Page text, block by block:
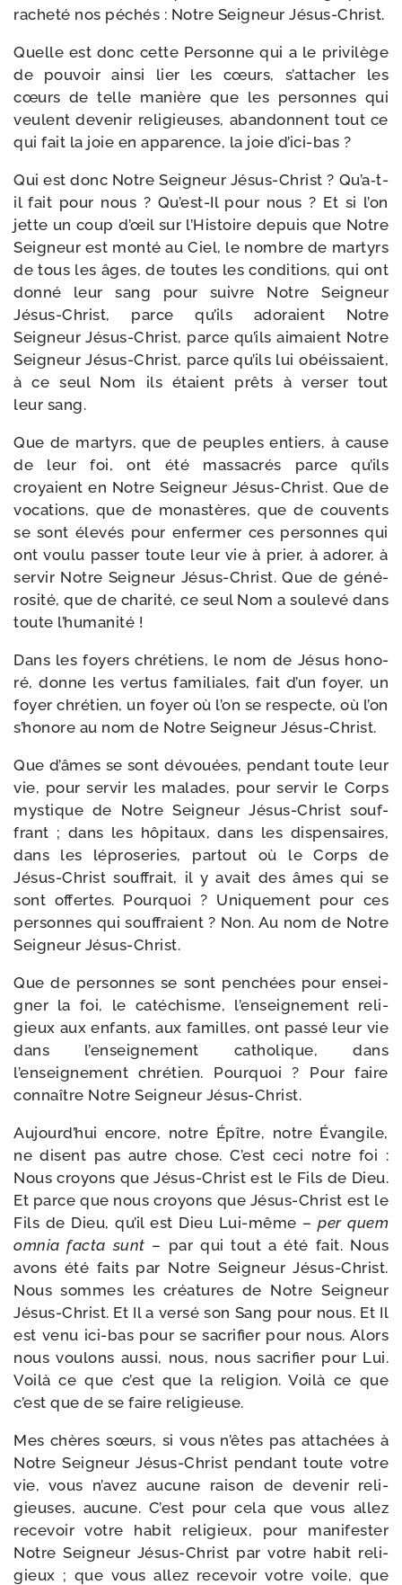
rache­té nos péchés : Notre Seigneur Jésus-Christ.
Quelle est donc cette Personne qui a le pri­vi­lège
de pou­voir ain­si lier les cœurs, s’attacher les
cœurs de telle manière que les per­sonnes qui
veulent deve­nir reli­gieuses, aban­donnent tout ce
qui fait la joie en appa­rence, la joie d’ici-bas ?
Qui est donc Notre Seigneur Jésus-​Christ ? Qu’a‑t-
il fait pour nous ? Qu’est-Il pour nous ? Et si l’on
jette un coup d’œil sur l’Histoire depuis que Notre
Seigneur est mon­té au Ciel, le nombre de mar­tyrs
de tous les âges, de toutes les condi­tions, qui ont
don­né leur sang pour suivre Notre Seigneur
Jésus-​Christ, parce qu’ils ado­raient Notre
Seigneur Jésus-​Christ, parce qu’ils aimaient Notre
Seigneur Jésus-​Christ, parce qu’ils lui obéis­saient,
à ce seul Nom ils étaient prêts à ver­ser tout
leur sang.
Que de mar­tyrs, que de peuples entiers, à cause
de leur foi, ont été mas­sa­crés parce qu’ils
croyaient en Notre Seigneur Jésus-​Christ. Que de
voca­tions, que de monas­tères, que de cou­vents
se sont éle­vés pour enfer­mer ces per­sonnes qui
ont vou­lu pas­ser toute leur vie à prier, à ado­rer, à
ser­vir Notre Seigneur Jésus-​Christ. Que de géné­
ro­si­té, que de cha­ri­té, ce seul Nom a sou­le­vé dans
toute l’humanité !
Dans les foyers chré­tiens, le nom de Jésus hono­
ré, donne les ver­tus fami­liales, fait d’un foyer, un
foyer chré­tien, un foyer où l’on se res­pecte, où l’on
s’honore au nom de Notre Seigneur Jésus-Christ.
Que d’âmes se sont dévouées, pen­dant toute leur
vie, pour ser­vir les malades, pour ser­vir le Corps
mys­tique de Notre Seigneur Jésus-​Christ souf­
frant ; dans les hôpi­taux, dans les dis­pen­saires,
dans les lépro­se­ries, par­tout où le Corps de
Jésus-​Christ souf­frait, il y avait des âmes qui se
sont offertes. Pourquoi ? Uniquement pour ces
per­sonnes qui souf­fraient ? Non. Au nom de Notre
Seigneur Jésus-Christ.
Que de per­sonnes se sont pen­chées pour ensei­
gner la foi, le caté­chisme, l’enseignement reli­
gieux aux enfants, aux familles, ont pas­sé leur vie
dans l’enseignement catho­lique, dans
l’enseignement chré­tien. Pourquoi ? Pour faire
connaître Notre Seigneur Jésus-Christ.
Aujourd’hui encore, notre Épître, notre Évangile,
ne disent pas autre chose. C’est ceci notre foi :
Nous croyons que Jésus-​Christ est le Fils de Dieu.
Et parce que nous croyons que Jésus-​Christ est le
Fils de Dieu, qu’il est Dieu Lui-​même – per quem
omnia fac­ta sunt – par qui tout a été fait. Nous
avons été faits par Notre Seigneur Jésus-​Christ.
Nous sommes les créa­tures de Notre Seigneur
Jésus-​Christ. Et Il a ver­sé son Sang pour nous. Et Il
est venu ici-​bas pour se sacri­fier pour nous. Alors
nous vou­lons aus­si, nous, nous sacri­fier pour Lui.
Voilà ce que c’est que la reli­gion. Voilà ce que
c’est que de se faire religieuse.
Mes chères sœurs, si vous n’êtes pas atta­chées à
Notre Seigneur Jésus-​Christ pen­dant toute votre
vie, vous n’avez aucune rai­son de deve­nir reli­
gieuses, aucune. C’est pour cela que vous allez
rece­voir votre habit reli­gieux, pour mani­fes­ter
Notre Seigneur Jésus-​Christ par votre habit reli­
gieux ; que vous allez rece­voir votre voile, que